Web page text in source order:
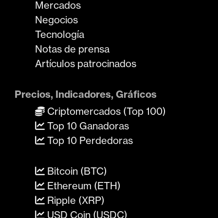
Mercados
Negocios
Tecnología
Notas de prensa
Artículos patrocinados
Precios, Indicadores, Gráficos
Criptomercados (Top 100)
Top 10 Ganadoras
Top 10 Perdedoras
Bitcoin (BTC)
Ethereum (ETH)
Ripple (XRP)
USD Coin (USDC)